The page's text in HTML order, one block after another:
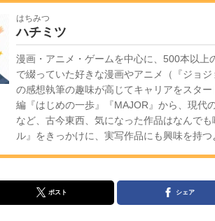
はちみつ
ハチミツ
漫画・アニメ・ゲームを中心に、500本以
で綴っていた好きな漫画やアニメ（『ジョ
の感想執筆の趣味が高じてキャリアをスタ
編『はじめの一歩』『MAJOR』から、現代
など、古今東西、気になった作品はなんで
ル』をきっかけに、実写作品にも興味を持つ
ポスト シェア